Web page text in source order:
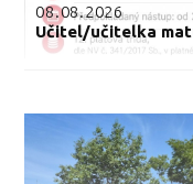
08.08.2026
Učitel/učitelka